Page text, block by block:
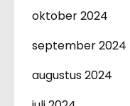
oktober 2024
september 2024
augustus 2024